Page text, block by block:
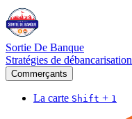
Sortie De Banque
Stratégies de débancarisation
Commerçants
La carte Shift + 1